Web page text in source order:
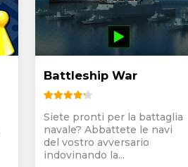
Battleship War
Siete pronti per la battaglia
navale? Abbattete le navi
del vostro avversario
indovinando la...